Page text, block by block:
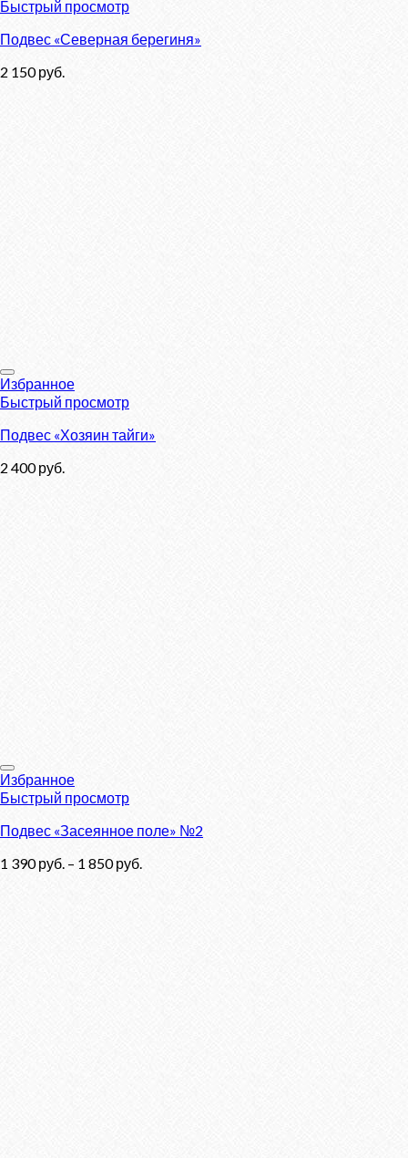
Быстрый просмотр
Подвес «Северная берегиня»
2 150руб.
Избранное
Быстрый просмотр
Подвес «Хозяин тайги»
2 400руб.
Избранное
Быстрый просмотр
Подвес «Засеянное поле» №2
1 390руб. – 1 850руб.